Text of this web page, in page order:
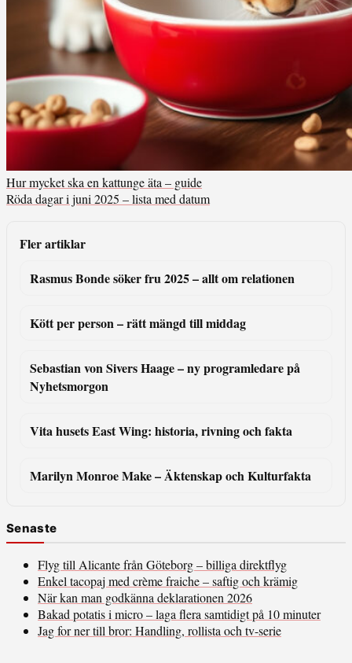
Hur mycket ska en kattunge äta – guide
Röda dagar i juni 2025 – lista med datum
Fler artiklar
Rasmus Bonde söker fru 2025 – allt om relationen
Kött per person – rätt mängd till middag
Sebastian von Sivers Haage – ny programledare på
Nyhetsmorgon
Vita husets East Wing: historia, rivning och fakta
Marilyn Monroe Make – Äktenskap och Kulturfakta
Senaste
Flyg till Alicante från Göteborg – billiga direktflyg
Enkel tacopaj med crème fraiche – saftig och krämig
När kan man godkänna deklarationen 2026
Bakad potatis i micro – laga flera samtidigt på 10 minuter
Jag for ner till bror: Handling, rollista och tv-serie